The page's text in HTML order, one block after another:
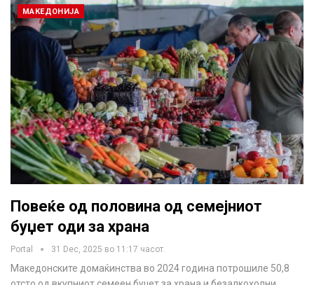
МАКЕДОНИЈА
Повеќе од половина од семејниот
буџет оди за храна
Portal 31 Dec, 2025 во 11:17 часот.
Македонските домаќинства во 2024 година потрошиле 50,8